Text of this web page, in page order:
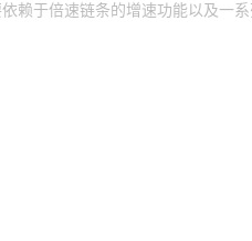
倍速链条的增速功能以及一